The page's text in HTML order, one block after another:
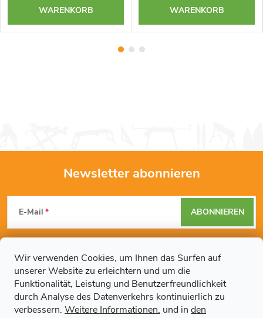
Wir verwenden Cookies, um Ihnen das Surfen auf
unserer Website zu erleichtern und um die
Funktionalität, Leistung und Benutzerfreundlichkeit
durch Analyse des Datenverkehrs kontinuierlich zu
verbessern. Weitere Informationen. und in den
WARENKORB WARENKORB
F
u
ß
Newsletter abonnieren
E-Mail
Mit der Eingabe Ihrer E-Mail-Adresse erklären Sie sich mit den
Datenschutzbestimmungen
einverstanden.
ABONNIEREN
Weitere Informationen